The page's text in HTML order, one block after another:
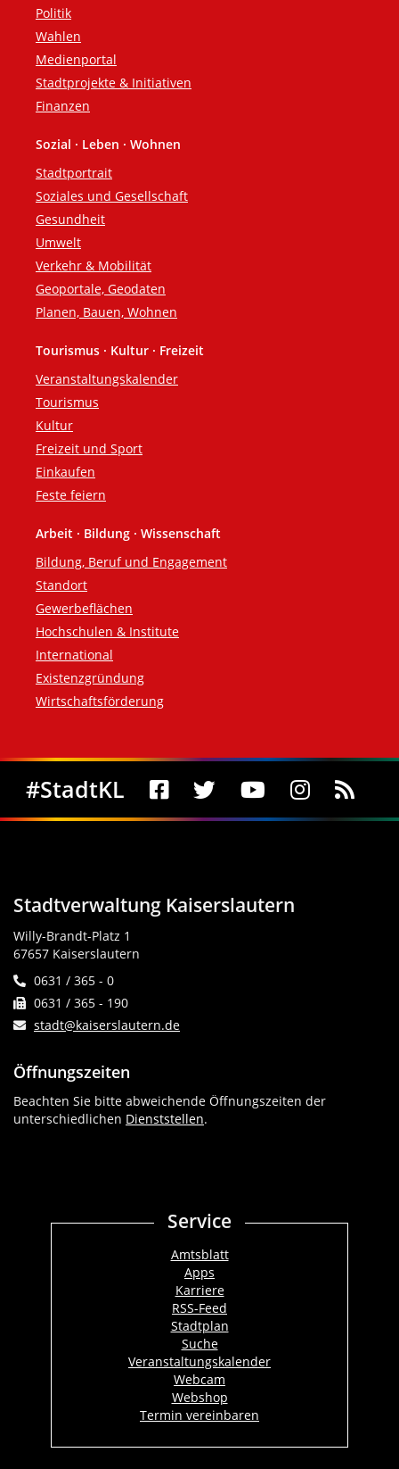
Politik
Wahlen
Medienportal
Stadtprojekte & Initiativen
Finanzen
Sozial · Leben · Wohnen
Stadtportrait
Soziales und Gesellschaft
Gesundheit
Umwelt
Verkehr & Mobilität
Geoportale, Geodaten
Planen, Bauen, Wohnen
Tourismus · Kultur · Freizeit
Veranstaltungskalender
Tourismus
Kultur
Freizeit und Sport
Einkaufen
Feste feiern
Arbeit · Bildung · Wissenschaft
Bildung, Beruf und Engagement
Standort
Gewerbeflächen
Hochschulen & Institute
International
Existenzgründung
Wirtschaftsförderung
Social Media
#StadtKL
Stadtverwaltung Kaiserslautern
Willy-Brandt-Platz 1
67657 Kaiserslautern
0631 / 365 - 0
0631 / 365 - 190
stadt@kaiserslautern.de
Öffnungszeiten
Beachten Sie bitte abweichende Öffnungszeiten der
unterschiedlichen Dienststellen.
Service
Amtsblatt
Apps
Karriere
RSS-Feed
Stadtplan
Suche
Veranstaltungskalender
Webcam
Webshop
Termin vereinbaren